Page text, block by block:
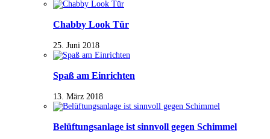
Chabby Look Tür
25. Juni 2018
Spaß am Einrichten
13. März 2018
Belüftungsanlage ist sinnvoll gegen Schimmel